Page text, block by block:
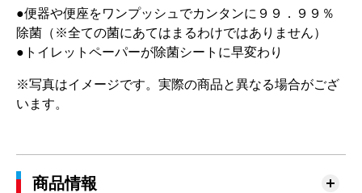
●便器や便座をワンプッシュでカンタンに９９．９９％
除菌（※全ての菌にあてはまるわけではありません）
●トイレットペーパーが除菌シートに早変わり
※写真はイメージです。実際の商品と異なる場合がござ
います。
商品情報